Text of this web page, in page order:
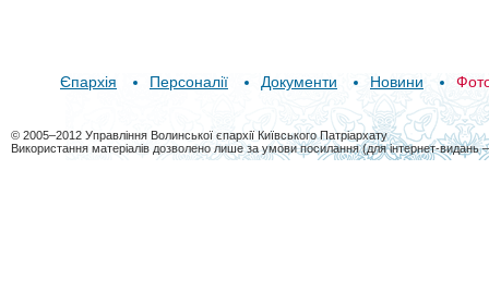
Єпархія Персоналії Документи Новини
© 2005–2012 Управління Волинської єпархії Київського Патріархату
Використання матеріалів дозволено лише за умови посилання (для інтернет-видань